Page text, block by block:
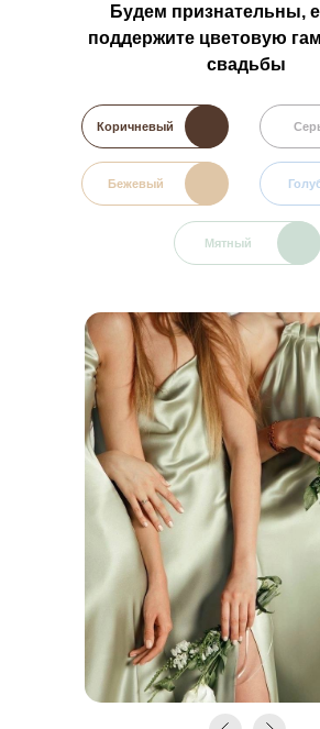
Будем признательны,
поддержите цветовую
свадьбы
Коричневый
Бежевый
Мятный